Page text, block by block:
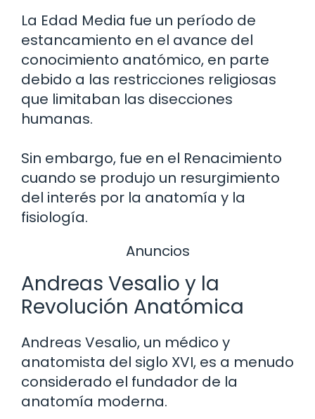
La Edad Media fue un período de
estancamiento en el avance del
conocimiento anatómico, en parte
debido a las restricciones religiosas
que limitaban las disecciones
humanas.
Sin embargo, fue en el Renacimiento
cuando se produjo un resurgimiento
del interés por la anatomía y la
fisiología.
Anuncios
Andreas Vesalio y la
Revolución Anatómica
Andreas Vesalio, un médico y
anatomista del siglo XVI, es a menudo
considerado el fundador de la
anatomía moderna.